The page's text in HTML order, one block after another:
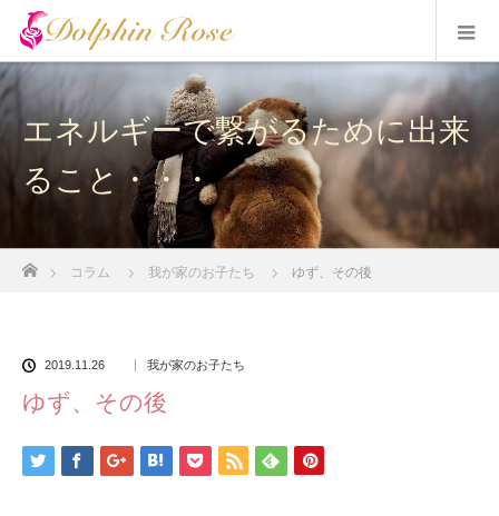
エネルギーで繋がるために出来
ること・・・
コラム 我が家のお子たち ゆず、その後
2019.11.26 我が家のお子たち
ゆず、その後